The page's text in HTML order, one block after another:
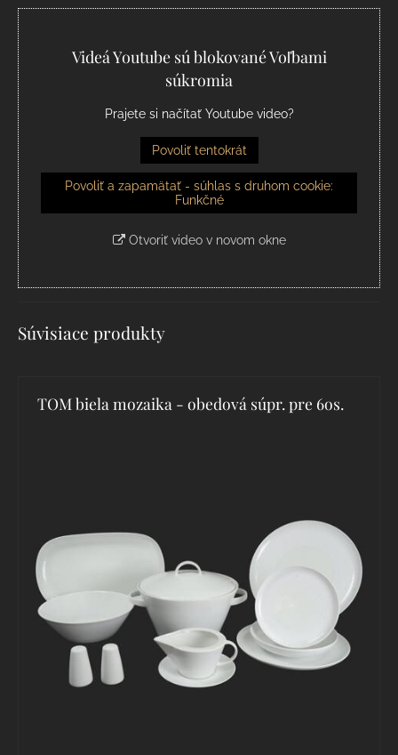
Videá Youtube sú blokované Voľbami
súkromia
Prajete si načítať Youtube video?
Povoliť tentokrát
Povoliť a zapamätať - súhlas s druhom cookie:
Funkčné
Otvoriť video v novom okne
Súvisiace produkty
TOM biela mozaika - obedová súpr. pre 6os.